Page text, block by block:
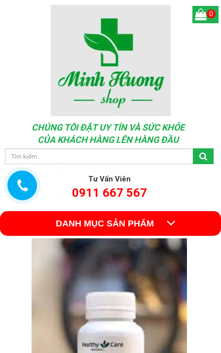
CHÚNG TÔI ĐẶT UY TÍN VÀ SỨC KHỎE
CỦA KHÁCH HÀNG LÊN HÀNG ĐẦU
Tư Vấn Viên
0911 667 567
0
DANH MỤC SẢN PHẨM